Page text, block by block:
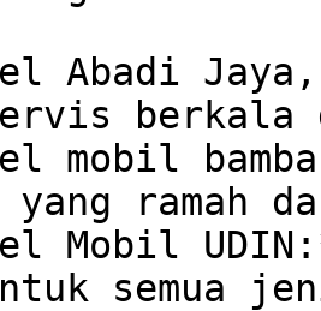
Abadi
berkala
mobil
yang ramah
Mobil
semua